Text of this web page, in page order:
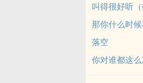
叫得很好听（
那你什么时
落空
你对谁都这